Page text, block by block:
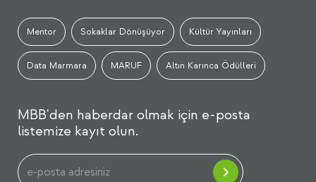
Mentor Sokaklar Dönüşüyor Kültür Yayınları
Data Marmara MARUF Altın Karınca Ödülleri
MBB'den haberdar olmak için e-posta
listemize kayıt olun.